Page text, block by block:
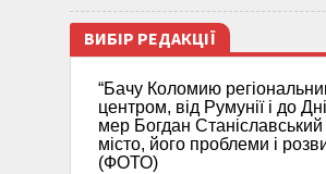
ВИБІР РЕДАКЦІЇ
“Бачу Коломию
центром, від Румунії і до
мер Богдан
місто, його проблеми і
(ФОТО)